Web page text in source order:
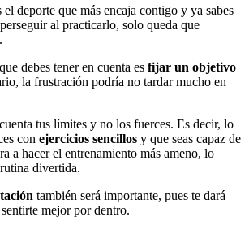
el deporte que más encaja contigo y ya sabes
al practicarlo, solo queda que
.
debes tener en cuenta es fijar un objetivo
la frustración podría no tardar mucho en
tus límites y no los fuerces. Es decir, lo
con ejercicios sencillos y que seas capaz de
a hacer el entrenamiento más ameno, lo
divertida.
también será importante, pues te dará
mejor por dentro.